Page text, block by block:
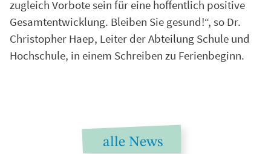
zugleich Vorbote sein für eine hoffentlich positive
Gesamtentwicklung. Bleiben Sie gesund!“, so Dr.
Christopher Haep, Leiter der Abteilung Schule und
Hochschule, in einem Schreiben zu Ferienbeginn.
alle News